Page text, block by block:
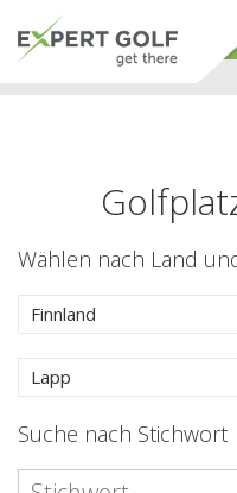
Wählen nach Land
Finnland
Lapp
Suche nach Stichwort